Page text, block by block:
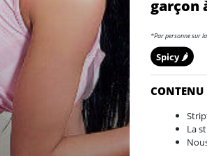
garçon
*Par personne sur
Spicy 🌶️
CONTENU
La